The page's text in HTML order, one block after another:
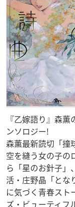
『乙嫁語り』森
ンソロジー!
森薫最新読切「撞
空を縫う女の子の
ら「星のお針子」
活・庄野晶「とな
に気づく青春スト
ズ・ビューティフ